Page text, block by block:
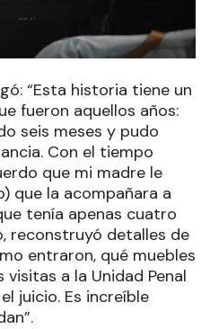
“Esta historia tiene un
fueron aquellos años:
seis meses y pudo
Con el tiempo
que mi madre le
que la acompañara a
tenía apenas cuatro
reconstruyó detalles de
entraron, qué muebles
a la Unidad Penal
juicio. Es increíble